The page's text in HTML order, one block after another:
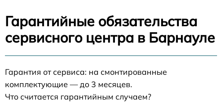
Гарантийные обязательства
сервисного центра в Барнауле
Гарантия от сервиса: на смонтированные
комплектующие — до 3 месяцев.
Что считается гарантийным случаем?